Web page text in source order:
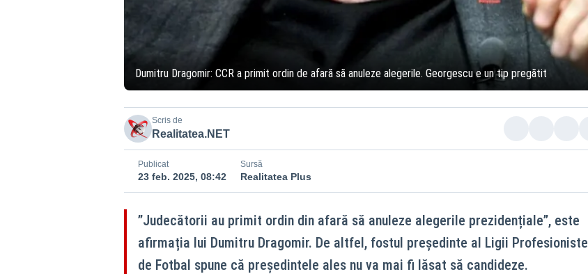
Dumitru Dragomir: CCR a primit ordin de afară să anuleze alegerile. Georgescu e un tip pregătit
Scris de
Realitatea.NET
Publicat
23 feb. 2025, 08:42
Sursă
Realitatea Plus
”Judecătorii au primit ordin din afară să anuleze alegerile prezidențiale”, este
afirmația lui Dumitru Dragomir. De altfel, fostul președinte al Ligii Profesioniste
de Fotbal spune că președintele ales nu va mai fi lăsat să candideze.